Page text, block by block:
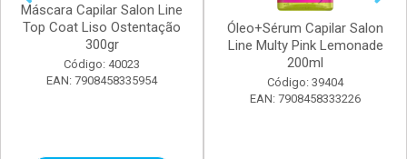
Máscara Capilar Salon Line
Top Coat Liso Ostentação
300gr
Código: 40023
EAN: 7908458335954
Óleo+Sérum Capilar Salon
Line Multy Pink Lemonade
200ml
Código: 39404
EAN: 7908458333226